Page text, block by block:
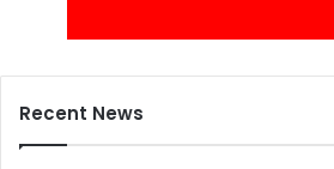
Recent News